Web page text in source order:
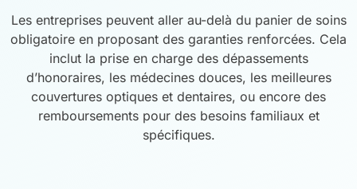
Les entreprises peuvent aller au-delà du panier de soins
obligatoire en proposant des garanties renforcées. Cela
inclut la prise en charge des dépassements
d’honoraires, les médecines douces, les meilleures
couvertures optiques et dentaires, ou encore des
remboursements pour des besoins familiaux et
spécifiques.